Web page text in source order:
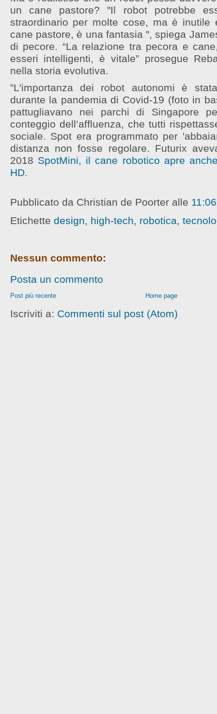
un cane pastore? "Il robot potrebbe
straordinario per molte cose, ma è inutile
cane pastore, è una fantasia ", spiega
di pecore. “La relazione tra pecora e
esseri intelligenti, è vitale” prosegue
nella storia evolutiva.
”L'importanza dei robot autonomi è
durante la pandemia di Covid-19 (foto in
pattugliavano nei parchi di Singapore
conteggio dell’affluenza, che tutti
sociale. Spot era programmato per
distanza non fosse regolare. Futurix
2018 SpotMini, il cane robotico apre
HD.
Pubblicato da Christian de Poorter alle 11:06
Etichette design, high-tech, robotica,
Nessun commento:
Posta un commento
Post più recente Home page
Iscriviti a: Commenti sul post (Atom)